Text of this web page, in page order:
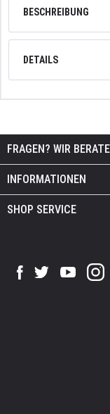
BESCHREIBUNG
DETAILS
FRAGEN? WIR
INFORMATIONEN
SHOP SERVICE